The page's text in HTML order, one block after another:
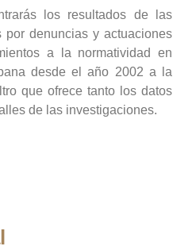
los resultados de las
por denuncias y actuaciones
a la normatividad en
desde el año 2002 a la
que ofrece tanto los datos
de las investigaciones.